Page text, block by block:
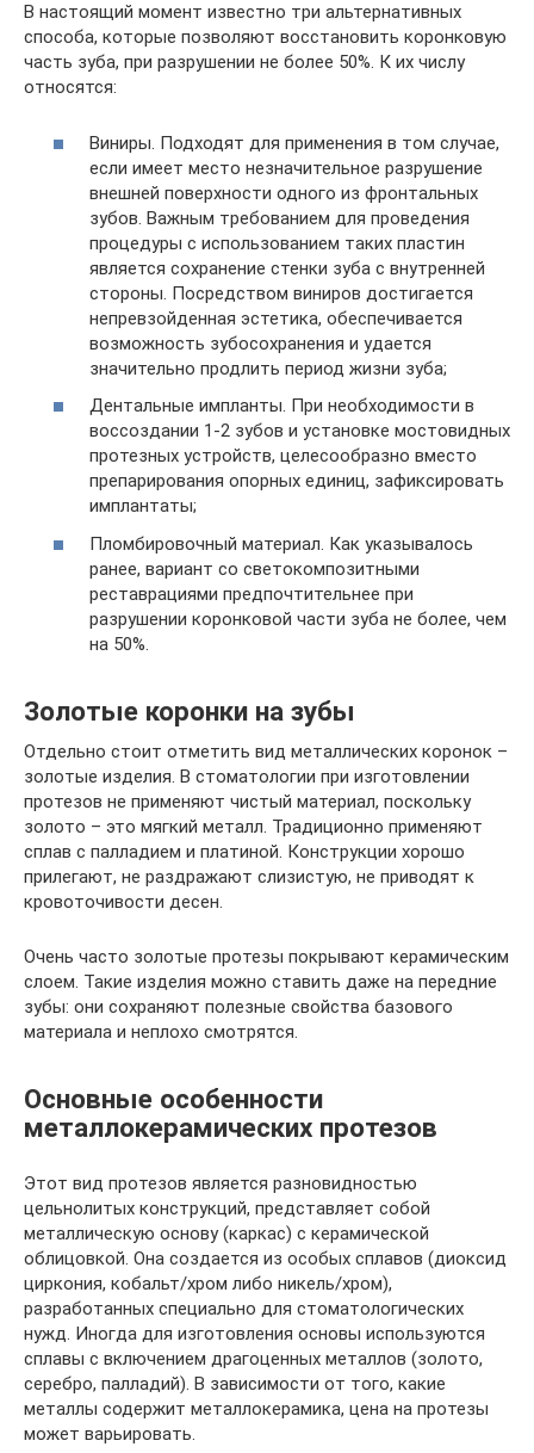
В настоящий момент известно три альтернативных
способа, которые позволяют восстановить коронковую
часть зуба, при разрушении не более 50%. К их числу
относятся:
Виниры. Подходят для применения в том случае,
если имеет место незначительное разрушение
внешней поверхности одного из фронтальных
зубов. Важным требованием для проведения
процедуры с использованием таких пластин
является сохранение стенки зуба с внутренней
стороны. Посредством виниров достигается
непревзойденная эстетика, обеспечивается
возможность зубосохранения и удается
значительно продлить период жизни зуба;
Дентальные импланты. При необходимости в
воссоздании 1-2 зубов и установке мостовидных
протезных устройств, целесообразно вместо
препарирования опорных единиц, зафиксировать
имплантаты;
Пломбировочный материал. Как указывалось
ранее, вариант со светокомпозитными
реставрациями предпочтительнее при
разрушении коронковой части зуба не более, чем
на 50%.
Золотые коронки на зубы
Отдельно стоит отметить вид металлических коронок –
золотые изделия. В стоматологии при изготовлении
протезов не применяют чистый материал, поскольку
золото – это мягкий металл. Традиционно применяют
сплав с палладием и платиной. Конструкции хорошо
прилегают, не раздражают слизистую, не приводят к
кровоточивости десен.
Очень часто золотые протезы покрывают керамическим
слоем. Такие изделия можно ставить даже на передние
зубы: они сохраняют полезные свойства базового
материала и неплохо смотрятся.
Основные особенности
металлокерамических протезов
Этот вид протезов является разновидностью
цельнолитых конструкций, представляет собой
металлическую основу (каркас) с керамической
облицовкой. Она создается из особых сплавов (диоксид
циркония, кобальт/хром либо никель/хром),
разработанных специально для стоматологических
нужд. Иногда для изготовления основы используются
сплавы с включением драгоценных металлов (золото,
серебро, палладий). В зависимости от того, какие
металлы содержит металлокерамика, цена на протезы
может варьировать.